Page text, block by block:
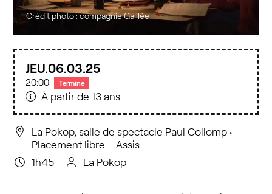
Crédit photo : compagnie Galilée
JEU.06 03 25
20:00 Terminé
À partir de 13 ans
La Pokop, salle de spectacle Paul Collomp •
Placement libre – Assis
1h45
La Pokop